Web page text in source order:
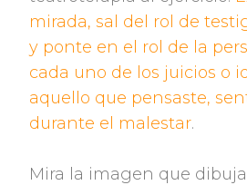
mirada, sal del rol de
y ponte en el rol de la
cada uno de los juicios o
aquello que pensaste,
durante el malestar.
Mira la imagen que